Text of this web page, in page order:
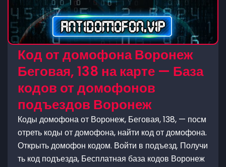
Код от домофона Воронеж
Беговая, 138 на карте — База
кодов от домофонов
подъездов Воронеж
Коды домофона от Воронеж, Беговая, 138, — посм
отреть коды от домофона, найти код от домофона.
Открыть домофон кодом. Войти в подъезд. Получи
ть код подъезда, Бесплатная база кодов Воронеж